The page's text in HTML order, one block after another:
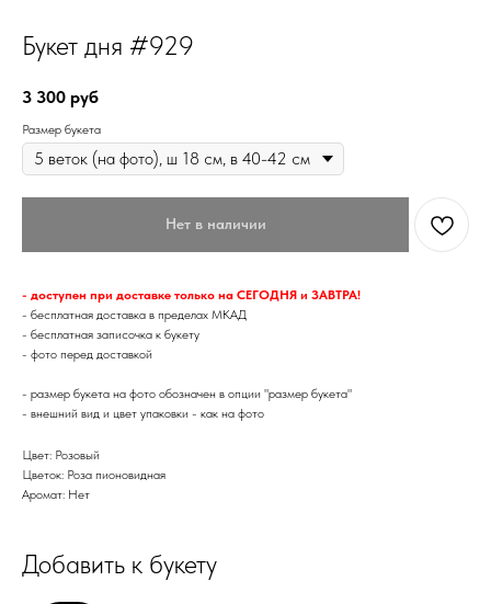
Букет дня #929
3 300 руб
Размер букета
Нет в наличии
- доступен при доставке только на СЕГОДНЯ и ЗАВТРА!
- бесплатная доставка в пределах МКАД
- бесплатная записочка к букету
- фото перед доставкой
- размер букета на фото обозначен в опции "размер букета"
- внешний вид и цвет упаковки - как на фото
Цвет: Розовый
Цветок: Роза пионовидная
Аромат: Нет
Добавить к букету